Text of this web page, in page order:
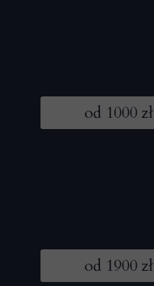
od 1900 zł
od 1000 zł